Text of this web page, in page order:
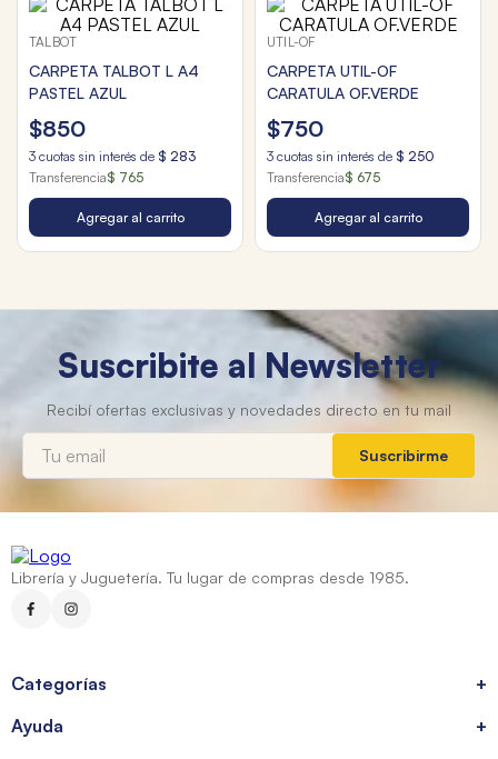
TALBOT
CARPETA TALBOT L A4
PASTEL AZUL
$850
3 cuotas sin interés de $ 283
Transferencia$ 765
Agregar al carrito
UTIL-OF
CARPETA UTIL-OF
CARATULA OF.VERDE
$750
3 cuotas sin interés de $ 250
Transferencia$ 675
Agregar al carrito
Suscribite al Newsletter
Suscribirme
Librería y Juguetería. Tu lugar de compras desde 1985.
Categorías
+
Ayuda
+